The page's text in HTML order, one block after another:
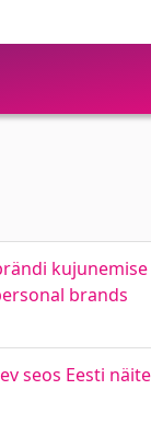
brands
seos Eesti